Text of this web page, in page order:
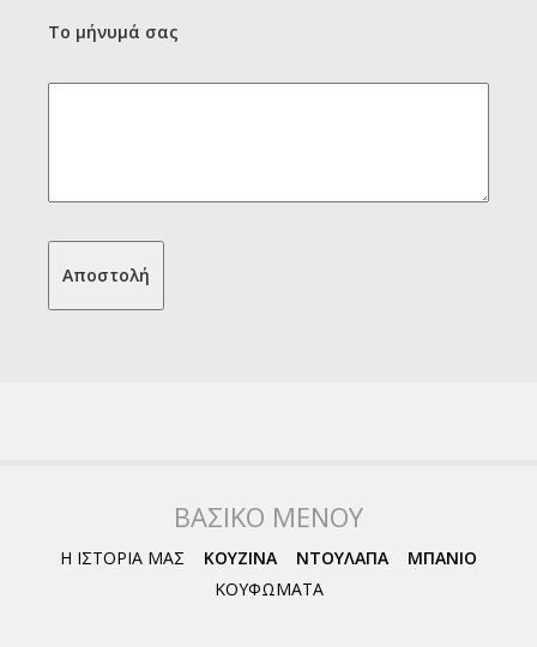
Το μήνυμά σας
ΒΑΣΙΚΟ ΜΕΝΟΥ
Η ΙΣΤΟΡΙΑ ΜΑΣ ΚΟΥΖΙΝΑ ΝΤΟΥΛΑΠΑ
ΜΠΑΝΙΟ
ΚΟΥΦΩΜΑΤΑ